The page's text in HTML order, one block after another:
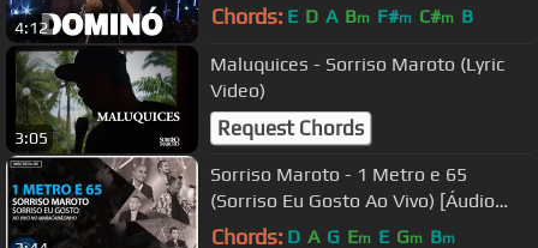
4:12 Chords: E D A Bm F#m C#m B
3:05
Maluquices - Sorriso Maroto (Lyric
Video)
Request Chords
Sorriso Maroto - 1 Metro e 65
(Sorriso Eu Gosto Ao Vivo) [Áudio
Oficial]
Chords: D A G Em E Gm Bm